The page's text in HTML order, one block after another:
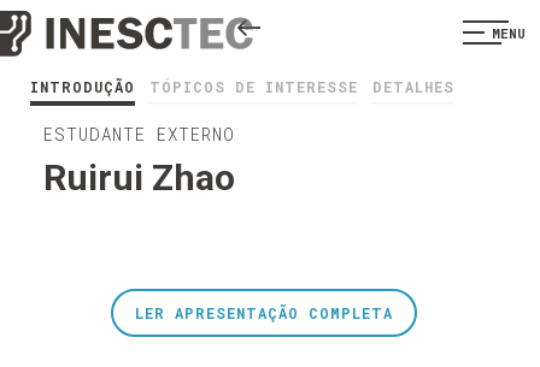
MENU
INTRODUÇÃO TÓPICOS DE INTERESSE DETALHES
ESTUDANTE EXTERNO
Ruirui Zhao
LER APRESENTAÇÃO COMPLETA